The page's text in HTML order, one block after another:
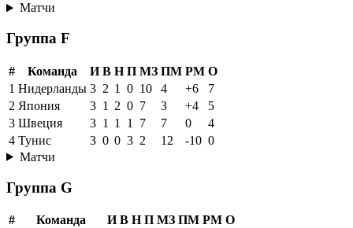
Матчи
Группа F
# Команда И В Н П МЗ ПМ РМ О
1 Нидерланды 3 2 1 0 10 4 +6
7
2 Япония 3 1 2 0 7 3 +4
5
3 Швеция 3 1 1 1 7 7 0
4
4 Тунис 3 0 0 3 2 12 -10 0
Матчи
Группа G
# Команда И В Н П МЗ ПМ РМ О